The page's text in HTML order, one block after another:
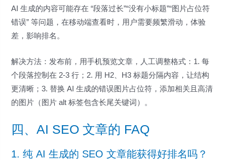
AI 生成的内容可能存在 “段落过长”“没有小标题”“图片占位符
错误” 等问题，在移动端查看时，用户需要频繁滑动，体验
差，影响排名。
解决方法：发布前，用手机预览文章，人工调整格式：1. 每
个段落控制在 2-3 行；2. 用 H2、H3 标题分隔内容，让结构
更清晰；3. 替换 AI 生成的错误图片占位符，添加相关且高清
的图片（图片 alt 标签包含长尾关键词）。
四、AI SEO 文章的 FAQ
1. 纯 AI 生成的 SEO 文章能获得好排名吗？